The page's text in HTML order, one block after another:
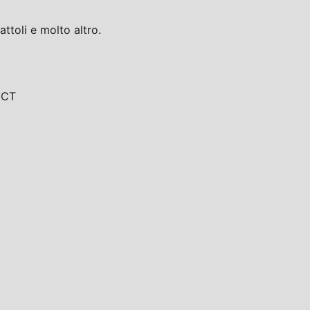
e molto altro.